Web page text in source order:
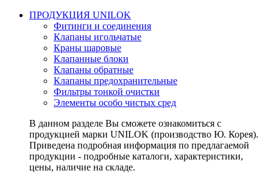
ПРОДУКЦИЯ UNILOK
Фитинги и соединения
Клапаны игольчатые
Краны шаровые
Клапанные блоки
Клапаны обратные
Клапаны предохранительные
Фильтры тонкой очистки
Элементы особо чистых сред
В данном разделе Вы сможете ознакомиться с
продукцией марки UNILOK (производство Ю. Корея).
Приведена подробная информация по предлагаемой
продукции - подробные каталоги, характеристики,
цены, наличие на складе.